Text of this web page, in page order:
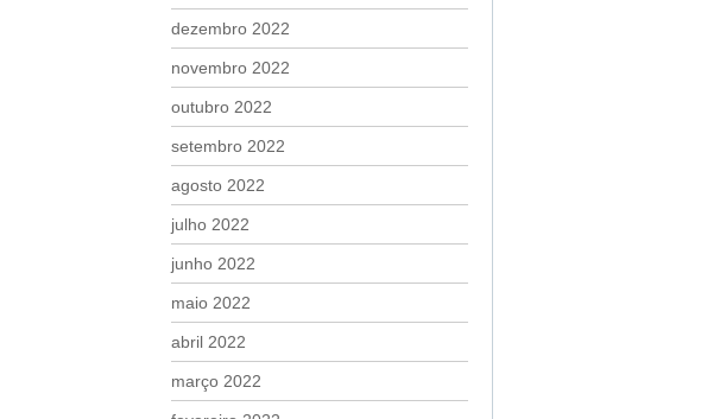
dezembro 2022
novembro 2022
outubro 2022
setembro 2022
agosto 2022
julho 2022
junho 2022
maio 2022
abril 2022
março 2022